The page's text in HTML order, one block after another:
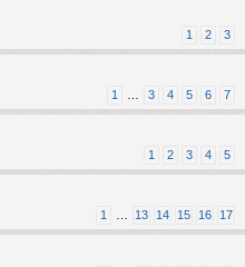
1 2 3
1 … 3 4 5 6 7
1 2 3 4 5
1 … 13 14 15 16 17